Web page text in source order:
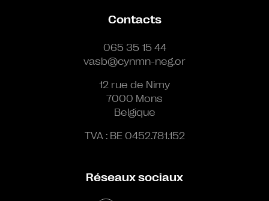
Contacts
065 35 15 44
vasb@cynmn-neg.or
12 rue de Nimy
7000 Mons
Belgique
TVA : BE 0452.781.152
Réseaux sociaux